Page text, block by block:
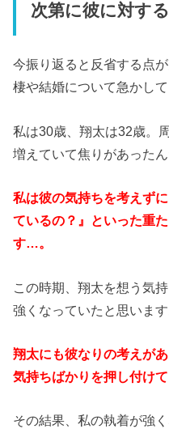
次第に彼に対す
今振り返ると反省する点
棲や結婚について急かし
私は30歳、翔太は32歳。
増えていて焦りがあったん
私は彼の気持ちを考えず
ているの？』といった重
す…。
この時期、翔太を想う気
強くなっていたと思います
翔太にも彼なりの考えが
気持ちばかりを押し付けて
その結果、私の執着が強